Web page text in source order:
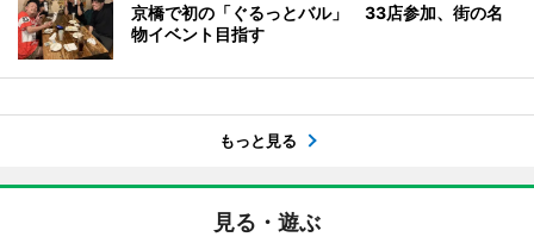
京橋で初の「ぐるっとバル」 33店参加、街の名
物イベント目指す
もっと見る
見る・遊ぶ